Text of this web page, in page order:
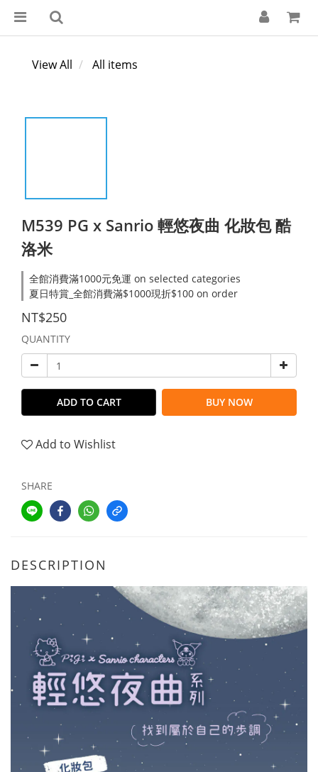
View All All items
M539 PG x Sanrio 輕悠夜曲 化妝包 酷
洛米
全館消費滿1000元免運 on selected categories
夏日特賞_全館消費滿$1000現折$100 on order
NT$250
QUANTITY
ADD TO CART BUY NOW
Add to Wishlist
SHARE
DESCRIPTION